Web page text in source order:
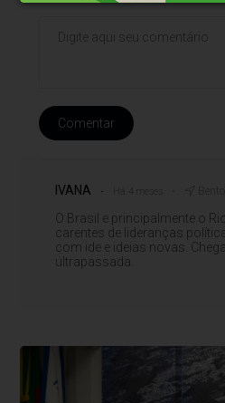
Comentar
IVANA Há 4 meses
O Brasil e principalmente o
carentes de lideranças
com ide e ideias novas.
ultrapassada.